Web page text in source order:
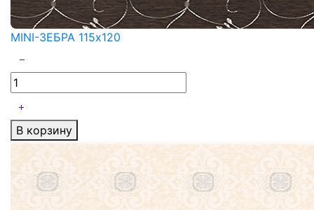
MINI-ЗЕБРА 115x120
В корзину